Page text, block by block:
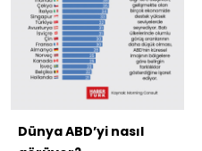
Dünya ABD’yi nasıl